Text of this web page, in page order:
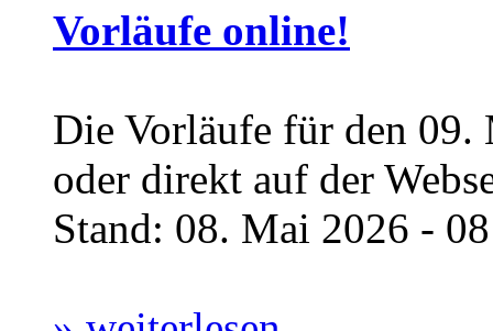
Vorläufe online!
Die Vorläufe für den
oder direkt auf der
Stand: 08. Mai 2026 -